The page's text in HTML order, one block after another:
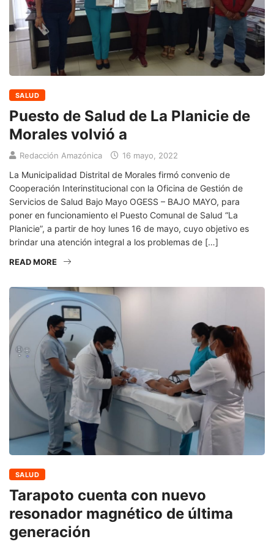
SALUD
Puesto de Salud de La Planicie de
Morales volvió a
Redacción Amazónica 16 mayo, 2022
La Municipalidad Distrital de Morales firmó convenio de
Cooperación Interinstitucional con la Oficina de Gestión de
Servicios de Salud Bajo Mayo OGESS – BAJO MAYO, para
poner en funcionamiento el Puesto Comunal de Salud “La
Planicie”, a partir de hoy lunes 16 de mayo, cuyo objetivo es
brindar una atención integral a los problemas de […]
READ MORE
SALUD
Tarapoto cuenta con nuevo
resonador magnético de última
generación